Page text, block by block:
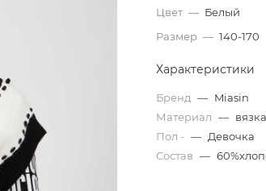
Цвет — Белый
Размер — 140-170
Характеристики
Бренд — Miasin
Материал — вязка
Пол - — Девочка
Состав —